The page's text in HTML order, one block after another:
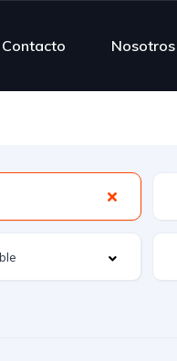
Contacto Nosotros